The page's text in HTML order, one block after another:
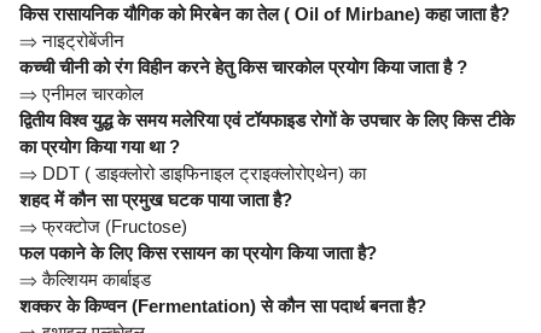
किस रासायनिक यौगिक को मिरबेन का तेल ( Oil of Mirbane) कहा जाता है?
⇒ नाइट्रोबेंजीन
कच्ची चीनी को रंग विहीन करने हेतु किस चारकोल प्रयोग किया जाता है ?
⇒ एनीमल चारकोल
द्वितीय विश्व युद्ध के समय मलेरिया एवं टॉयफाइड रोगों के उपचार के लिए किस टीके
का प्रयोग किया गया था ?
⇒ DDT ( डाइक्लोरो डाइफिनाइल ट्राइक्लोरोएथेन) का
शहद में कौन सा प्रमुख घटक पाया जाता है?
⇒ फ्रक्टोज (Fructose)
फल पकाने के लिए किस रसायन का प्रयोग किया जाता है?
⇒ कैल्शियम कार्बाइड
शक्कर के किण्वन (Fermentation) से कौन सा पदार्थ बनता है?